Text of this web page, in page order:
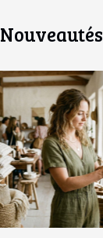
Nouveautés